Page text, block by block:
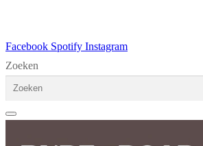
Facebook Spotify Instagram
Zoeken